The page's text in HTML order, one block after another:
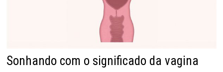
Sonhando com o significado da vagina